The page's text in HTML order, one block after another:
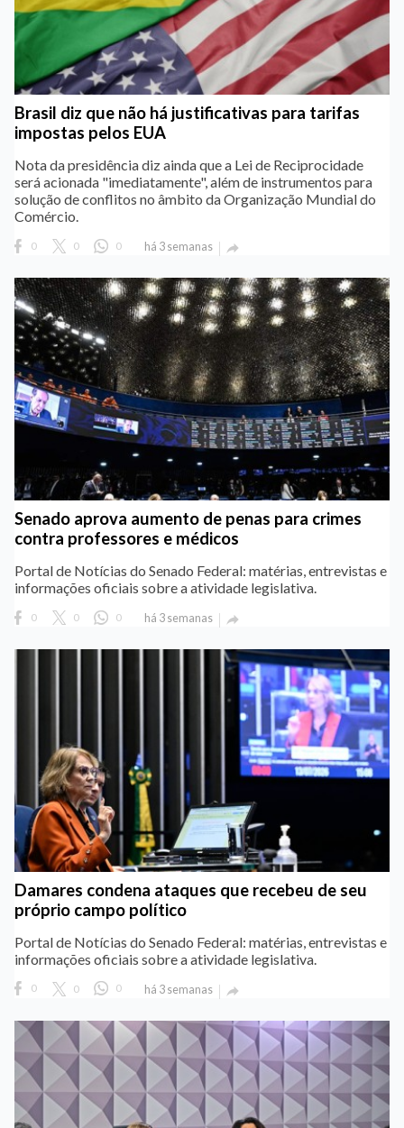
Brasil diz que não há justificativas para tarifas
impostas pelos EUA
Nota da presidência diz ainda que a Lei de Reciprocidade
será acionada "imediatamente", além de instrumentos para
solução de conflitos no âmbito da Organização Mundial do
Comércio.
0 0 0 há 3 semanas 
Senado aprova aumento de penas para crimes
contra professores e médicos
Portal de Notícias do Senado Federal: matérias, entrevistas e
informações oficiais sobre a atividade legislativa.
0 0 0 há 3 semanas 
Damares condena ataques que recebeu de seu
próprio campo político
Portal de Notícias do Senado Federal: matérias, entrevistas e
informações oficiais sobre a atividade legislativa.
0 0 0 há 3 semanas 